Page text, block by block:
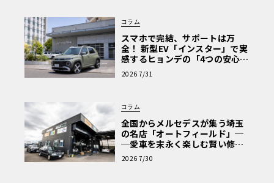
コラム
スマホで完結、サポートは万
全！ 新型EV「インスター」で実
感するヒョンデの「4つの安心」
【第1回・ヒョンデ6つの疑問：
Why? Hyundai?】〈PR〉
2026 7/31
コラム
全国からメルセデスが集う埼玉
の名店「オートフィールド」─
─愛車を末永く楽しむ賢い修理
術と、プロがフックス製オイル
を選ぶ理由〈PR〉
2026 7/30